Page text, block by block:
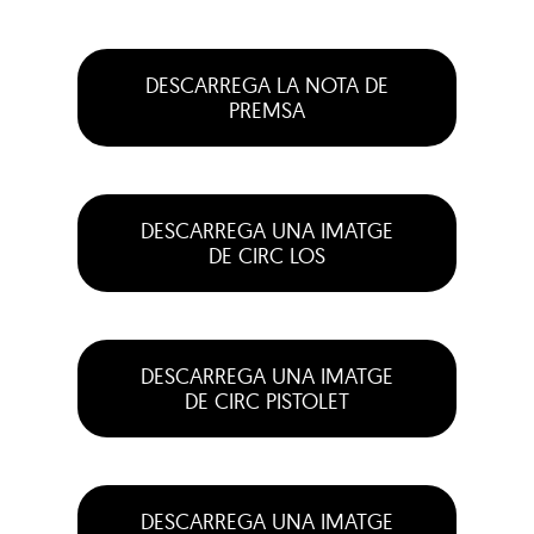
DESCARREGA LA NOTA DE
PREMSA
DESCARREGA UNA IMATGE
DE CIRC LOS
DESCARREGA UNA IMATGE
DE CIRC PISTOLET
DESCARREGA UNA IMATGE